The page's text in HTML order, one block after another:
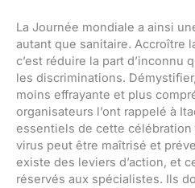
La Journée mondiale a ainsi
autant que sanitaire. Accroître
c’est réduire la part d’inconnu
les discriminations.
moins effrayante et plus
organisateurs l’ont rappelé à
essentiels de cette
virus peut être maîtrisé et
existe des leviers d’action, et
réservés aux spécialistes. Ils